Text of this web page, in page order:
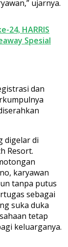
ujarnya.
24, HARRIS
Spesial
dan
digelar di
Resort.
karyawan
tanpa putus
sebagai
suka duka
tetap
keluarganya.